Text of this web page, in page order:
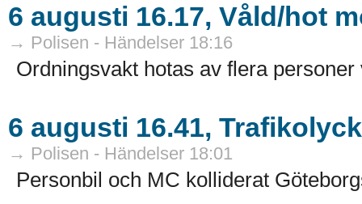
6 augusti 16.17, Våld/hot
→ Polisen - Händelser 18:16
Ordningsvakt hotas av flera
6 augusti 16.41,
→ Polisen - Händelser 18:01
Personbil och MC kolliderat